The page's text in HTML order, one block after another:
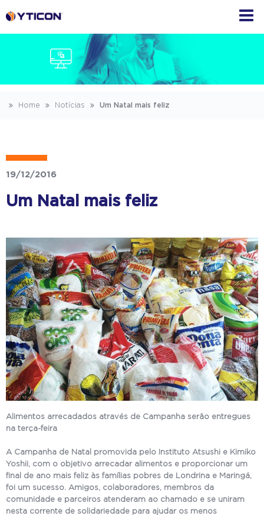
Home Notícias Um Natal mais feliz
19/12/2016
Um Natal mais feliz
Alimentos arrecadados através de Campanha serão entregues
na terça-feira
A Campanha de Natal promovida pelo Instituto Atsushi e Kimiko
Yoshii, com o objetivo arrecadar alimentos e proporcionar um
final de ano mais feliz às famílias pobres de Londrina e Maringá,
foi um sucesso. Amigos, colaboradores, membros da
comunidade e parceiros atenderam ao chamado e se uniram
nesta corrente de solidariedade para ajudar os menos